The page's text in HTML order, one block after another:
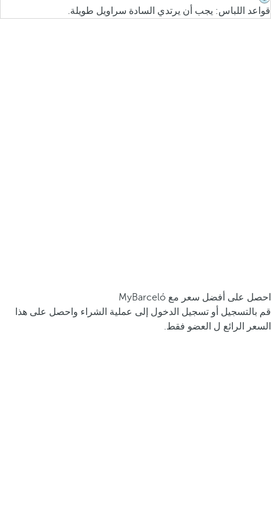
قواعد اللباس: يجب أن يرتدي السادة سراويل طويلة.
احصل على أفضل سعر مع MyBarceló
قم بالتسجيل أو تسجيل الدخول إلى عملية الشراء واحصل على هذا
السعر الرائع ل العضو فقط.